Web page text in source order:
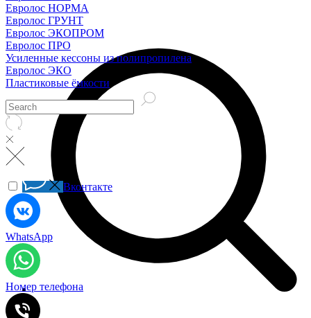
Евролос НОРМА
Евролос ГРУНТ
Евролос ЭКОПРОМ
Евролос ПРО
Усиленные кессоны из полипропилена
Евролос ЭКО
Пластиковые ёмкости
Вконтакте
WhatsApp
Номер телефона